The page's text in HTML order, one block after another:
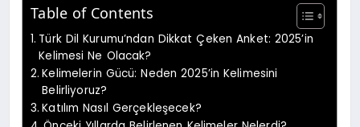
Table of Contents
Türk Dil Kurumu’ndan Dikkat Çeken Anket: 2025’in
Kelimesi Ne Olacak?
Kelimelerin Gücü: Neden 2025’in Kelimesini
Belirliyoruz?
Katılım Nasıl Gerçekleşecek?